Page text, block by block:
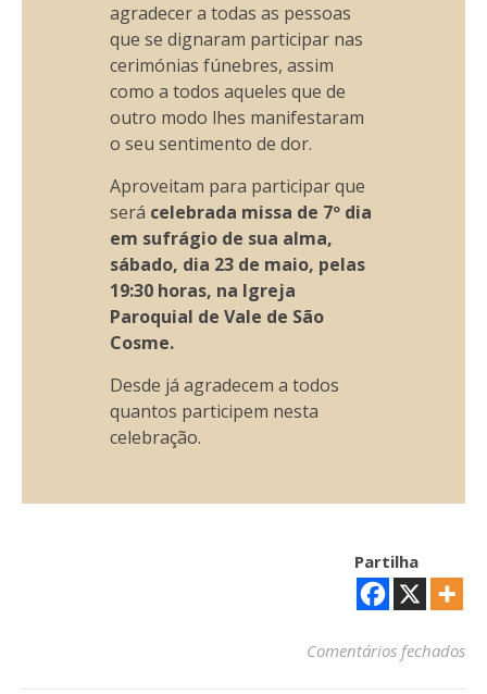
agradecer a todas as pessoas
que se dignaram participar nas
cerimónias fúnebres, assim
como a todos aqueles que de
outro modo lhes manifestaram
o seu sentimento de dor.
Aproveitam para participar que
será celebrada missa de 7º dia
em sufrágio de sua alma,
sábado, dia 23 de maio, pelas
19:30 horas, na Igreja
Paroquial de Vale de São
Cosme.
Desde já agradecem a todos
quantos participem nesta
celebração.
Partilha
Comentários fechados